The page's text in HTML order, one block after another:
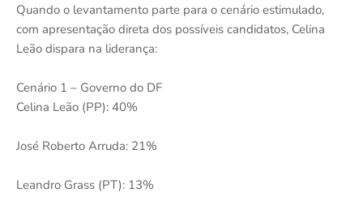
Quando o levantamento parte para o cenário estimulado,
com apresentação direta dos possíveis candidatos, Celina
Leão dispara na liderança:
Cenário 1 – Governo do DF
Celina Leão (PP): 40%
José Roberto Arruda: 21%
Leandro Grass (PT): 13%